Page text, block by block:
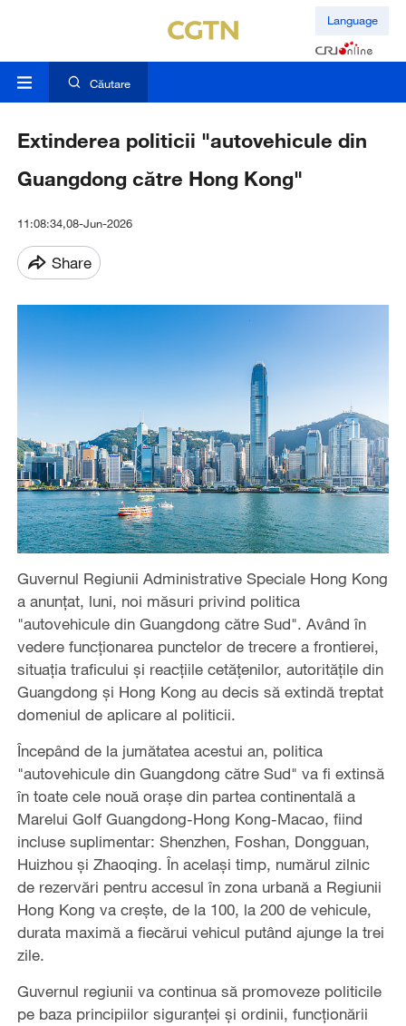
Language
Căutare
Extinderea politicii "autovehicule din
Guangdong către Hong Kong"
11:08:34,08-Jun-2026
Share
Guvernul Regiunii Administrative Speciale Hong Kong
a anunțat, luni, noi măsuri privind politica
"autovehicule din Guangdong către Sud". Având în
vedere funcționarea punctelor de trecere a frontierei,
situația traficului și reacțiile cetățenilor, autoritățile din
Guangdong și Hong Kong au decis să extindă treptat
domeniul de aplicare al politicii.
Începând de la jumătatea acestui an, politica
"autovehicule din Guangdong către Sud" va fi extinsă
în toate cele nouă orașe din partea continentală a
Marelui Golf Guangdong-Hong Kong-Macao, fiind
incluse suplimentar: Shenzhen, Foshan, Dongguan,
Huizhou și Zhaoqing. În același timp, numărul zilnic
de rezervări pentru accesul în zona urbană a Regiunii
Hong Kong va crește, de la 100, la 200 de vehicule,
durata maximă a fiecărui vehicul putând ajunge la trei
zile.
Guvernul regiunii va continua să promoveze politicile
pe baza principiilor siguranței și ordinii, funcționării